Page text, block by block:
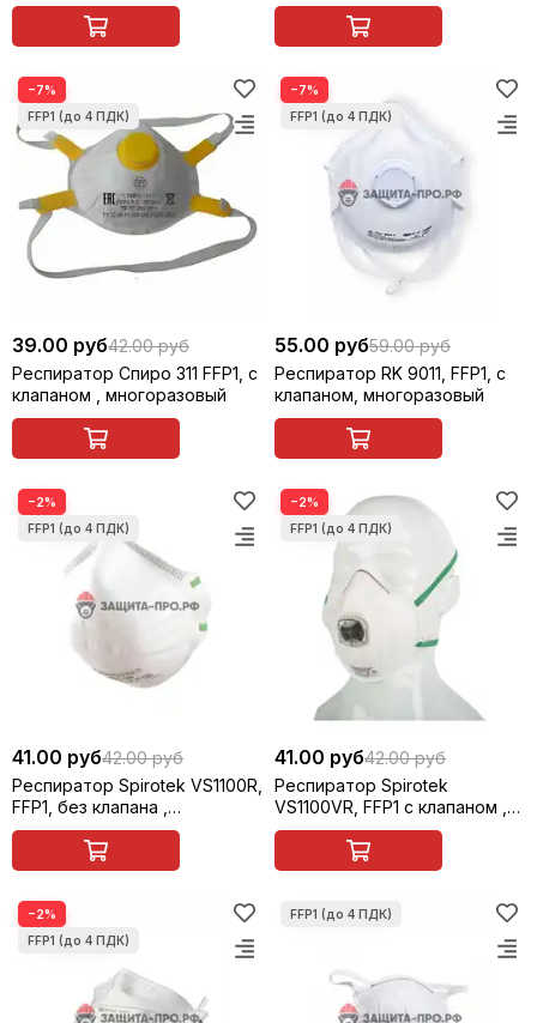
−7%
39.00 руб42.00 руб
Респиратор Спиро 311 FFP1, с
клапаном , многоразовый
−7%
55.00 руб59.00 руб
Респиратор RK 9011, FFP1, с
клапаном, многоразовый
−2%
41.00 руб42.00 руб
Респиратор Spirotek VS1100R,
FFP1, без клапана ,
чашеобразный
−2%
41.00 руб42.00 руб
Респиратор Spirotek
VS1100VR, FFP1 с клапаном ,
чашеобразный
−2%